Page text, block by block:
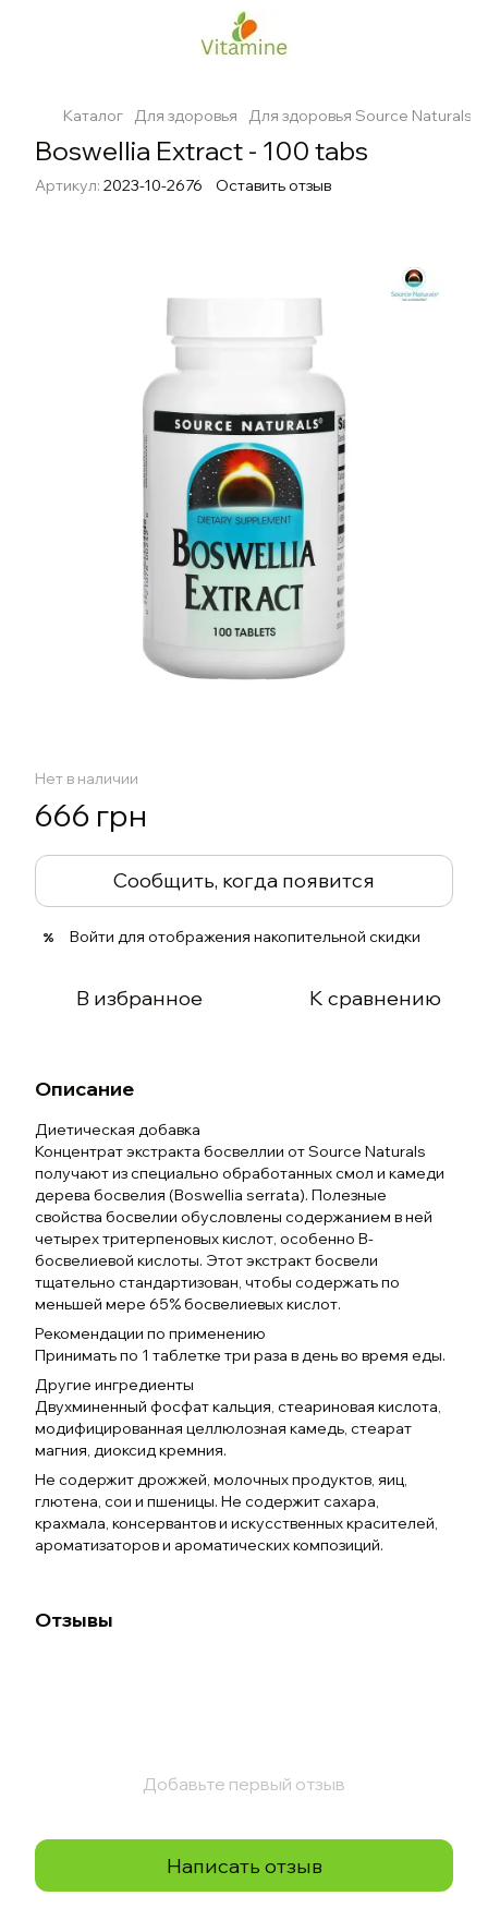
Каталог Для здоровья Для здоровья Source Naturals
Boswellia Extract - 100 tabs
Артикул: 2023-10-2676 Оставить отзыв
Нет в наличии
666 грн
Сообщить, когда появится
% Войти для отображения накопительной скидки
В избранное К сравнению
Описание
Диетическая добавка
Концентрат экстракта босвеллии от Source Naturals
получают из специально обработанных смол и камеди
дерева босвелия (Boswellia serrata). Полезные
свойства босвелии обусловлены содержанием в ней
четырех тритерпеновых кислот, особенно B-
босвелиевой кислоты. Этот экстракт босвели
тщательно стандартизован, чтобы содержать по
меньшей мере 65% босвелиевых кислот.
Рекомендации по применению
Принимать по 1 таблетке три раза в день во время еды.
Другие ингредиенты
Двухминенный фосфат кальция, стеариновая кислота,
модифицированная целлюлозная камедь, стеарат
магния, диоксид кремния.
Не содержит дрожжей, молочных продуктов, яиц,
глютена, сои и пшеницы. Не содержит сахара,
крахмала, консервантов и искусственных красителей,
ароматизаторов и ароматических композиций.
Отзывы
Добавьте первый отзыв
Написать отзыв